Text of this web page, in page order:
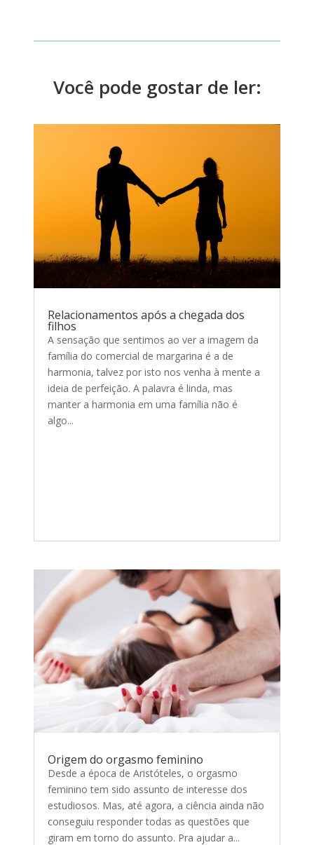
Você pode gostar de ler:
Relacionamentos após a chegada dos
filhos
A sensação que sentimos ao ver a imagem da
família do comercial de margarina é a de
harmonia, talvez por isto nos venha à mente a
ideia de perfeição. A palavra é linda, mas
manter a harmonia em uma família não é
algo...
Origem do orgasmo feminino
Desde a época de Aristóteles, o orgasmo
feminino tem sido assunto de interesse dos
estudiosos. Mas, até agora, a ciência ainda não
conseguiu responder todas as questões que
giram em torno do assunto. Pra ajudar a...